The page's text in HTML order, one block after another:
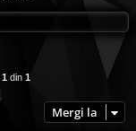
1 din 1
Mergi la